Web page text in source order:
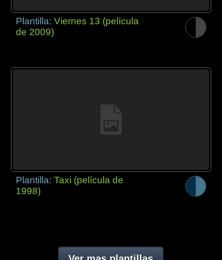
Plantilla:Viernes 13 (película
de 2009)
Plantilla:Taxi (película de
1998)